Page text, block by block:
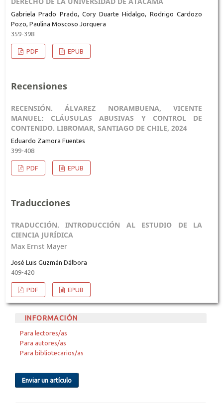
Gabriela Prado Prado, Cory Duarte Hidalgo, Rodrigo Cardozo
Pozo, Paulina Moscoso Jorquera
359-398
PDF EPUB
Recensiones
RECENSIÓN. ÁLVAREZ NORAMBUENA, VICENTE
MANUEL: CLÁUSULAS ABUSIVAS Y CONTROL DE
CONTENIDO. LIBROMAR, SANTIAGO DE CHILE, 2024
Eduardo Zamora Fuentes
399-408
PDF EPUB
Traducciones
TRADUCCIÓN. INTRODUCCIÓN AL ESTUDIO DE LA
CIENCIA JURÍDICA
Max Ernst Mayer
José Luis Guzmán Dálbora
409-420
PDF EPUB
INFORMACIÓN
Para lectores/as
Para autores/as
Para bibliotecarios/as
Enviar un artículo